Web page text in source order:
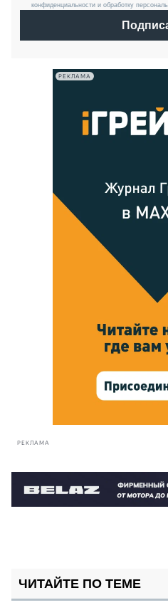
конфиденциальности и обработку
РЕКЛАМА
РЕКЛАМА
ЧИТАЙТЕ ПО ТЕМЕ